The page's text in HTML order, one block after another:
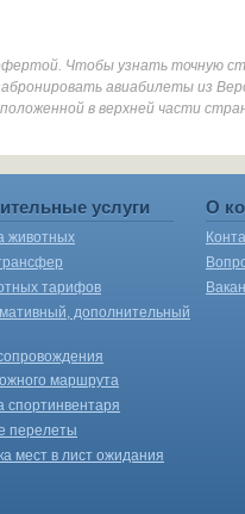
Чтобы узнать точную
авиабилеты из
в верхней части
услуги
животных
тарифов
дополнительный
маршрута
спортинвентаря
перелеты
мест в лист ожидания
О